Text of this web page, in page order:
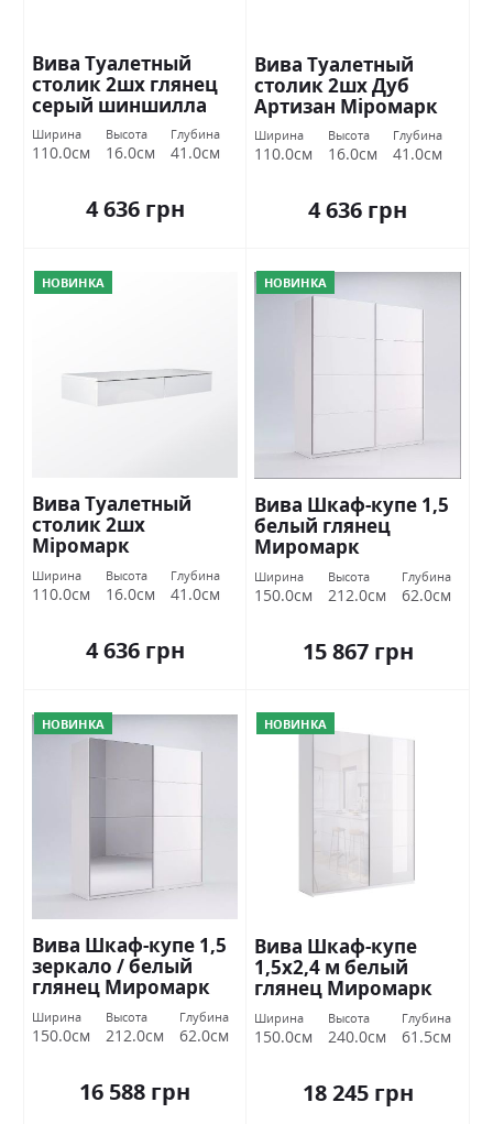
Вива Туалетный
столик 2шх глянец
серый шиншилла
Міромарк
Ширина
110.0см
Высота
16.0см
Глубина
41.0см
4 636 грн
Вива Туалетный
столик 2шх Дуб
Артизан Міромарк
Ширина
110.0см
Высота
16.0см
Глубина
41.0см
4 636 грн
НОВИНКА
Вива Туалетный
столик 2шх
Міромарк
Ширина
110.0см
Высота
16.0см
Глубина
41.0см
4 636 грн
НОВИНКА
Вива Шкаф-купе 1,5
белый глянец
Миромарк
Ширина
150.0см
Высота
212.0см
Глубина
62.0см
15 867 грн
НОВИНКА
Вива Шкаф-купе 1,5
зеркало / белый
глянец Миромарк
Ширина
150.0см
Высота
212.0см
Глубина
62.0см
16 588 грн
НОВИНКА
Вива Шкаф-купе
1,5х2,4 м белый
глянец Миромарк
Ширина
150.0см
Высота
240.0см
Глубина
61.5см
18 245 грн